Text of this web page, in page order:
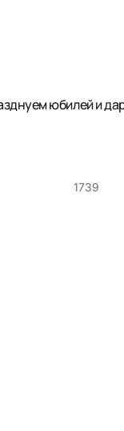
юбилей и
1739